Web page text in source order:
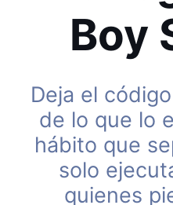
Boy
Deja el
de lo que lo
hábito que
solo
quienes